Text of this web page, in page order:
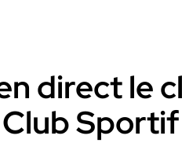
direct le